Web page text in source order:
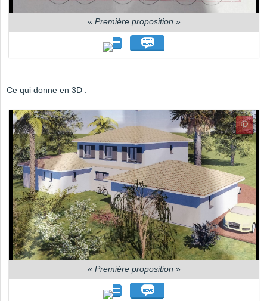
« Première proposition »
Ce qui donne en 3D :
« Première proposition »